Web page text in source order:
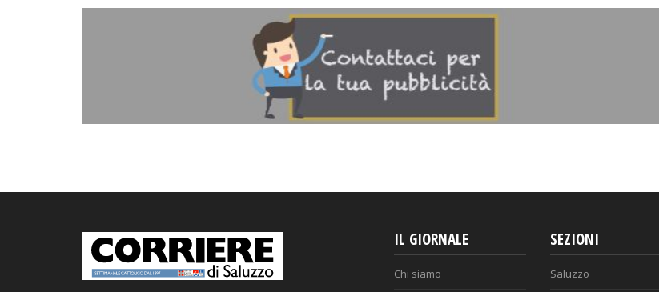
IL GIORNALE
Chi siamo
SEZIONI
Saluzzo